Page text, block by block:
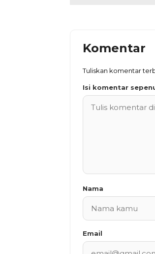
Komentar
Tuliskan komentar
Isi komentar
Nama
Email